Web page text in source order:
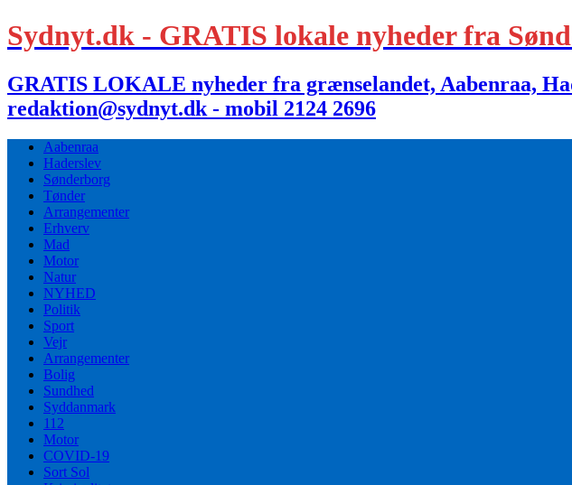
Sydnyt.dk - GRATIS lokale nyheder fra
GRATIS LOKALE nyheder fra grænselandet, Aabenraa,
redaktion@sydnyt.dk - mobil 2124 2696
Aabenraa
Haderslev
Sønderborg
Tønder
Arrangementer
Erhverv
Mad
Motor
Natur
NYHED
Politik
Sport
Vejr
Arrangementer
Bolig
Sundhed
Syddanmark
112
Motor
COVID-19
Sort Sol